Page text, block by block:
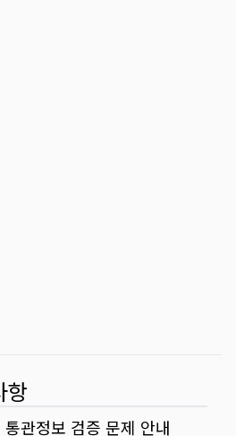
항
관정보 검증 문제 안내